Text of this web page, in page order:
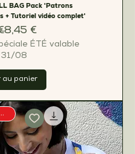
BAG Pack 'Patrons
+ Tutoriel vidéo complet'
8,45 €
ÉTÉ valable
31/08
au panier
BEST SELLER